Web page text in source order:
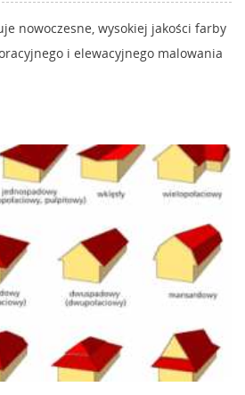
nowoczesne, wysokiej jakości farby
i elewacyjnego malowania